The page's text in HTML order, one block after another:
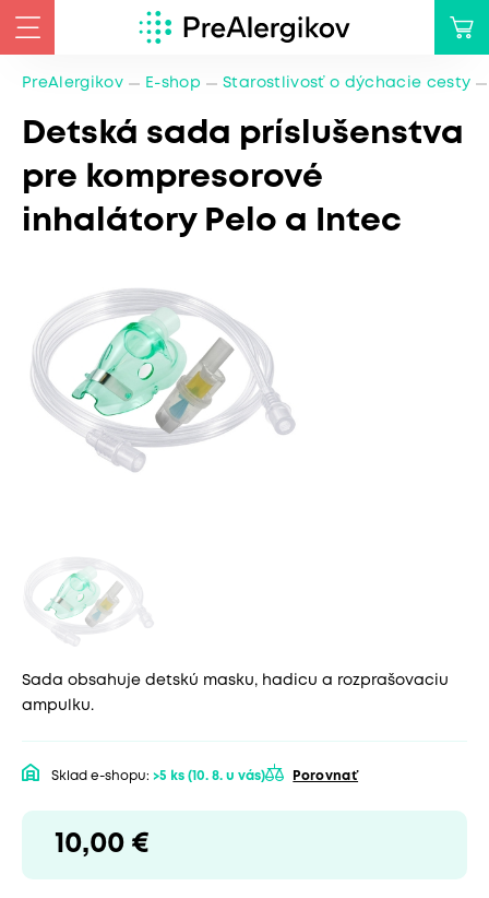
PreAlergikov E-shop Starostlivosť o dýchacie cesty
Detská sada príslušenstva
pre kompresorové
inhalátory Pelo a Intec
Sada obsahuje detskú masku, hadicu a rozprašovaciu
ampulku.
Sklad e-shopu: >5 ks (10. 8. u vás) Porovnať
10,00 €